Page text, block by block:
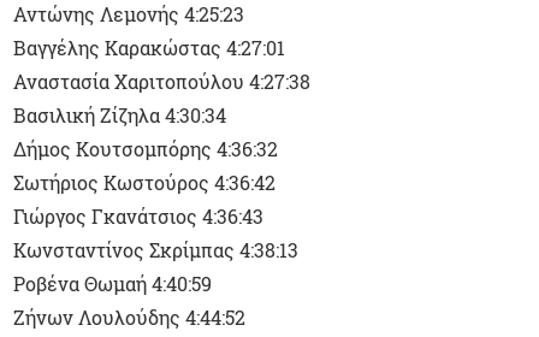
Αντώνης Λεμονής 4:25:23
Βαγγέλης Καρακώστας 4:27:01
Αναστασία Χαριτοπούλου 4:27:38
Βασιλική Ζίζηλα 4:30:34
Δήμος Κουτσομπόρης 4:36:32
Σωτήριος Κωστούρος 4:36:42
Γιώργος Γκανάτσιος 4:36:43
Κωνσταντίνος Σκρίμπας 4:38:13
Ροβένα Θωμαή 4:40:59
Ζήνων Λουλούδης 4:44:52